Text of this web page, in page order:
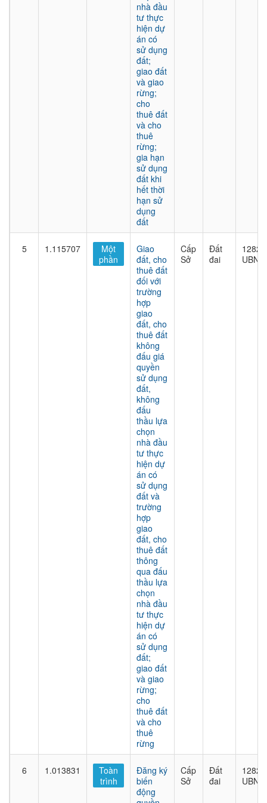
nhà đầu
tư thực
hiện dự
án có
sử dụng
đất;
giao đất
và giao
rừng;
cho
thuê đất
và cho
thuê
rừng;
gia hạn
sử dụng
đất khi
hết thời
hạn sử
dụng
đất
5 1.115707
Một
phần
Giao
đất, cho
thuê đất
đối với
trường
hợp
giao
đất, cho
thuê đất
không
đấu giá
quyền
sử dụng
đất,
không
đấu
thầu lựa
chọn
nhà đầu
tư thực
hiện dự
án có
sử dụng
đất và
trường
hợp
giao
đất, cho
thuê đất
thông
qua đấu
thầu lựa
chọn
nhà đầu
tư thực
hiện dự
án có
sử dụng
đất;
giao đất
và giao
rừng;
cho
thuê đất
và cho
thuê
rừng
Cấp
Sở
Đất
đai
1282/
UBND
6 1.013831
Toàn
trình
Đăng ký
biến
động
Cấp
Sở
Đất
đai
1282/
UBND